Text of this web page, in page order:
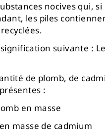
nocives qui,
les piles
suivante :
de plomb, de
:
en masse
masse de cadmium